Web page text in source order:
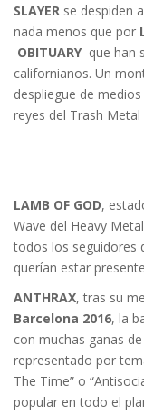
SLAYER se despiden
nada menos que por
OBITUARYque han
californianos. Un
despliegue de
reyes del Trash
LAMB OF GOD,
Wave del Heavy
todos los seguidores
querían estar
ANTHRAX, tras su
Barcelona 2016, la
con muchas ganas
representado por
The Time” o
popular en todo el